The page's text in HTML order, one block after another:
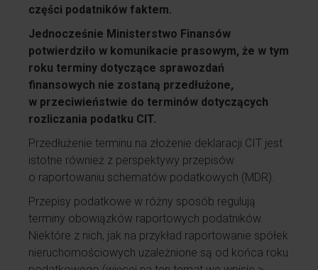
części podatników faktem.
Jednocześnie Ministerstwo Finansów
potwierdziło w komunikacie prasowym, że w tym
roku terminy dotyczące sprawozdań
finansowych nie zostaną przedłużone,
w przeciwieństwie do terminów dotyczących
rozliczania podatku CIT.
Przedłużenie terminu na złożenie deklaracji CIT jest
istotne również z perspektywy przepisów
o raportowaniu schematów podatkowych (MDR).
Przepisy podatkowe w różny sposób regulują
terminy obowiązków raportowych podatników.
Niektóre z nich, jak na przykład raportowanie spółek
nieruchomościowych uzależnione są od końca roku